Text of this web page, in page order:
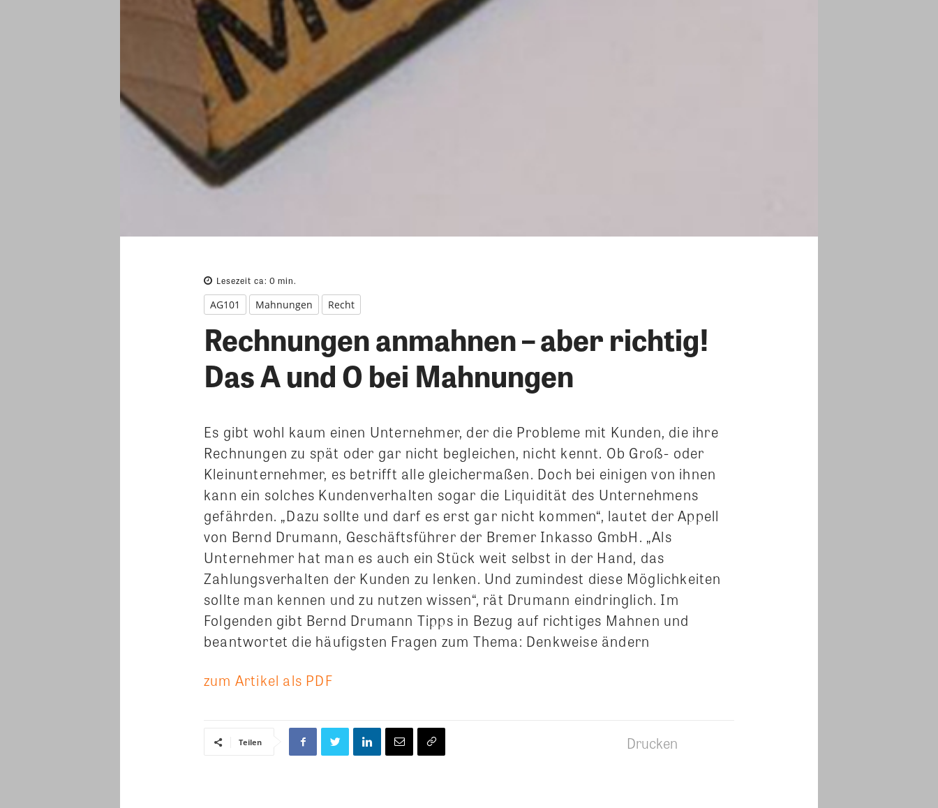
Lesezeit ca: 0 min.
AG101 Mahnungen Recht
Rechnungen anmahnen – aber richtig!
Das A und O bei Mahnungen
Es gibt wohl kaum einen Unternehmer, der die Probleme mit Kunden, die ihre
Rechnungen zu spät oder gar nicht begleichen, nicht kennt. Ob Groß- oder
Kleinunternehmer, es betrifft alle gleichermaßen. Doch bei einigen von ihnen
kann ein solches Kundenverhalten sogar die Liquidität des Unternehmens
gefährden. „Dazu sollte und darf es erst gar nicht kommen“, lautet der Appell
von Bernd Drumann, Geschäftsführer der Bremer Inkasso GmbH. „Als
Unternehmer hat man es auch ein Stück weit selbst in der Hand, das
Zahlungsverhalten der Kunden zu lenken. Und zumindest diese Möglichkeiten
sollte man kennen und zu nutzen wissen“, rät Drumann eindringlich. Im
Folgenden gibt Bernd Drumann Tipps in Bezug auf richtiges Mahnen und
beantwortet die häufigsten Fragen zum Thema: Denkweise ändern
zum Artikel als PDF
Teilen Drucken